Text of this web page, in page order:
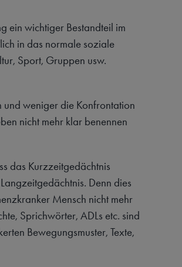
ein wichtiger Bestandteil im
in das normale soziale
Sport, Gruppen usw.
und weniger die Konfrontation
nicht mehr klar benennen
das Kurzzeitgedächtnis
Denn dies
Mensch nicht mehr
Sprichwörter, ADLs etc. sind
Bewegungsmuster, Texte,